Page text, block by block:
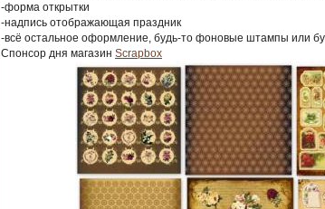
-форма открытки
-надпись отображающая праздник
-всё остальное оформление, будь-то фоновые штампы или
Спонсор дня магазин Scrapbox